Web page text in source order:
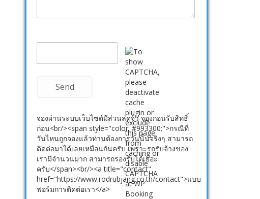
จองผ่านระบบเว็บไซต์มีส่วนลดจ้า จองก่อนรับสิทธิ์
ก่อน<br/><span style="color: #993300;">กรณีที่
วันไหนถูกจองแล้วท่านต้องการวันนั้นจริงๆ สามารถ
ติดต่อมาได้เลยเหมือนกันครับ เพราะรถรับจ้างของ
เรามีจำนวนมาก สามารถรองรับได้เยอะ
ครับ</span><br/><a title="contact"
href="https://www.rodrubjang.co.th/contact">แบบ
ฟอร์มการติดต่อเรา</a>